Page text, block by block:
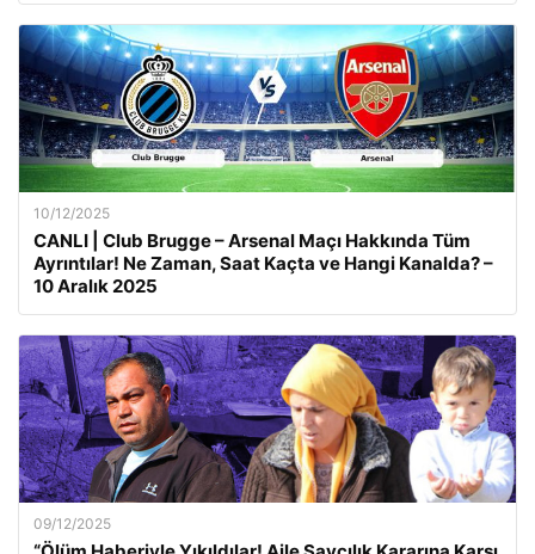
10/12/2025
CANLI | Club Brugge – Arsenal Maçı Hakkında Tüm
Ayrıntılar! Ne Zaman, Saat Kaçta ve Hangi Kanalda? –
10 Aralık 2025
09/12/2025